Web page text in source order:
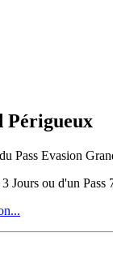
Périgueux
Pass Evasion
Jours ou d'un Pass